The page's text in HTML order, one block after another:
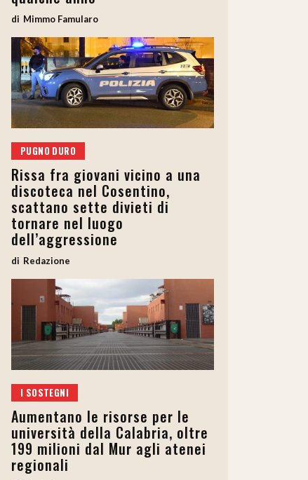
Mimmo Famularo
PUGNO DURO
Rissa fra giovani vicino a una
discoteca nel Cosentino,
scattano sette divieti di
tornare nel luogo
dell’aggressione
Redazione
I SOSTEGNI
Aumentano le risorse per le
università della Calabria, oltre
199 milioni dal Mur agli atenei
regionali